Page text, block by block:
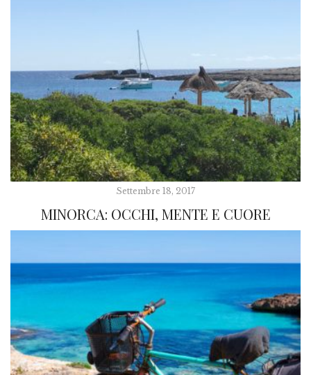
Settembre 18, 2017
MINORCA: OCCHI, MENTE E CUORE